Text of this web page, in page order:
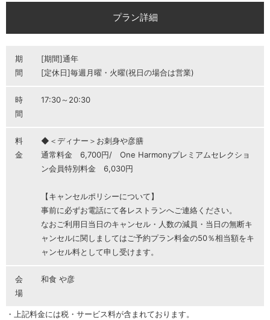
プラン詳細
期
間
[期間]通年
[定休日]毎週月曜・火曜(祝日の場合は営業)
時
間
17:30～20:30
料
金
◆＜ディナー＞お刺身や彦膳
通常料金 6,700円/ One Harmonyプレミアムセレクショ
ン会員特別料金 6,030円
【キャンセルポリシーについて】
事前に必ずお電話にて各レストランへご連絡ください。
なおご利用日当日のキャンセル・人数の減員・当日の無断キ
ャンセルに関しましてはご予約プラン料金の50％相当額をキ
ャンセル料として申し受けます。
会
場
和食 や彦
・上記料金には税・サービス料が含まれております。